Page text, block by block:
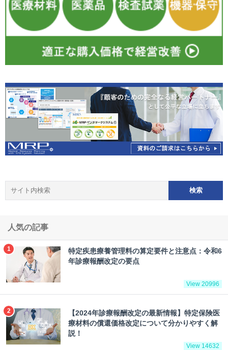
人気の記事
特定疾患療養管理料の算定要件と注意点：令和6
年診療報酬改定の要点
View 20996
【2024年診療報酬改定の最新情報】特定保険医
療材料の償還価格改定について分かりやすく解
説！
View 14632